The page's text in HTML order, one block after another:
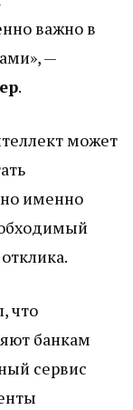
важно в
—
.
может
именно
что
банкам
сервис